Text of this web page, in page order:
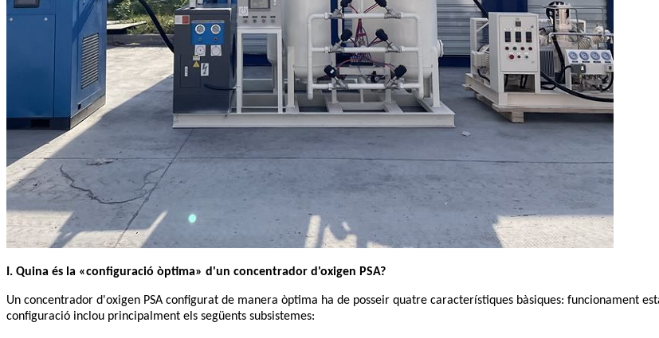
I. Quina és la «configuració òptima» d'un concentrador d'oxigen PSA?
Un concentrador d'oxigen PSA configurat de manera òptima ha de posseir quatre característiques bàsiques: funcionament
configuració inclou principalment els següents subsistemes: